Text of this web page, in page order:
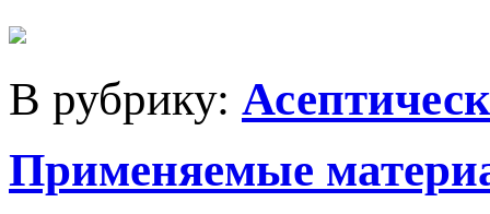
В рубрику:
Применяемые